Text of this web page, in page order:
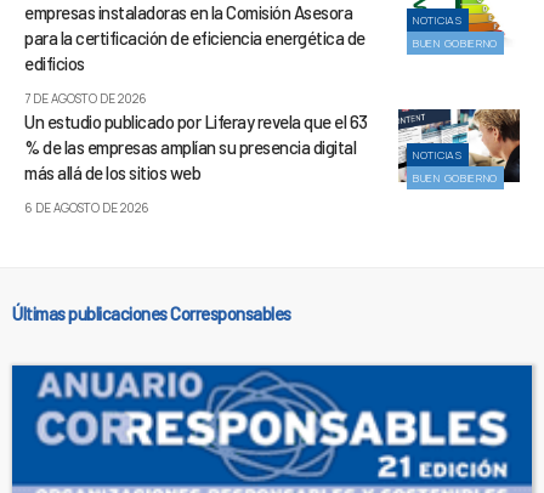
NOTICIAS
BUEN GOBIERNO
empresas instaladoras en la Comisión Asesora
para la certificación de eficiencia energética de
edificios
7 DE AGOSTO DE 2026
NOTICIAS
BUEN GOBIERNO
Un estudio publicado por Liferay revela que el 63
% de las empresas amplían su presencia digital
más allá de los sitios web
6 DE AGOSTO DE 2026
Últimas publicaciones Corresponsables